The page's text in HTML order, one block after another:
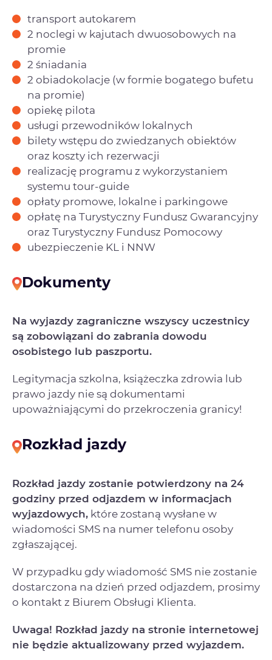
transport autokarem
2 noclegi w kajutach dwuosobowych na
promie
2 śniadania
2 obiadokolacje (w formie bogatego bufetu
na promie)
opiekę pilota
usługi przewodników lokalnych
bilety wstępu do zwiedzanych obiektów
oraz koszty ich rezerwacji
realizację programu z wykorzystaniem
systemu tour-guide
opłaty promowe, lokalne i parkingowe
opłatę na Turystyczny Fundusz Gwarancyjny
oraz Turystyczny Fundusz Pomocowy
ubezpieczenie KL i NNW
Dokumenty
Na wyjazdy zagraniczne wszyscy uczestnicy
są zobowiązani do zabrania dowodu
osobistego lub paszportu.
Legitymacja szkolna, książeczka zdrowia lub
prawo jazdy nie są dokumentami
upoważniającymi do przekroczenia granicy!
Rozkład jazdy
Rozkład jazdy zostanie potwierdzony na 24
godziny przed odjazdem w informacjach
wyjazdowych, które zostaną wysłane w
wiadomości SMS na numer telefonu osoby
zgłaszającej.
W przypadku gdy wiadomość SMS nie zostanie
dostarczona na dzień przed odjazdem, prosimy
o kontakt z Biurem Obsługi Klienta.
Uwaga! Rozkład jazdy na stronie internetowej
nie będzie aktualizowany przed wyjazdem.